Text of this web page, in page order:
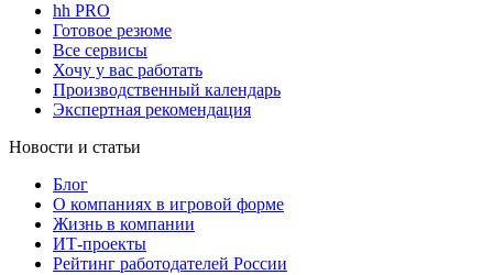
hh PRO
Готовое резюме
Все сервисы
Хочу у вас работать
Производственный календарь
Экспертная рекомендация
Новости и статьи
Блог
О компаниях в игровой форме
Жизнь в компании
ИТ-проекты
Рейтинг работодателей России